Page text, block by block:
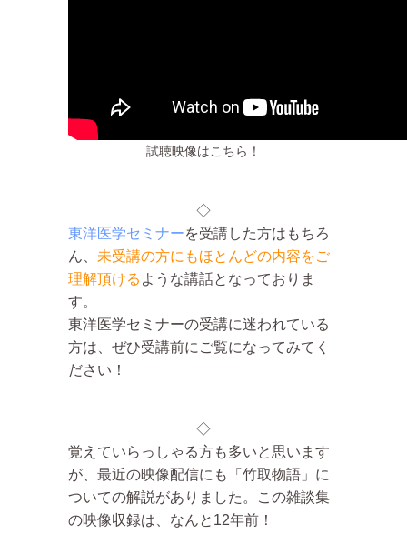
試聴映像はこちら！
◇
東洋医学セミナーを受講した方はもちろ
ん、 未受講の方にもほとんどの内容をご
理解頂ける ような講話となっておりま
す。
東洋医学セミナーの受講に迷われている
方は、ぜひ受講前にご覧になってみてく
ださい！
◇
覚えていらっしゃる方も多いと思います
が、最近の映像配信にも「竹取物語」に
ついての解説がありました。この雑談集
の映像収録は、なんと12年前！